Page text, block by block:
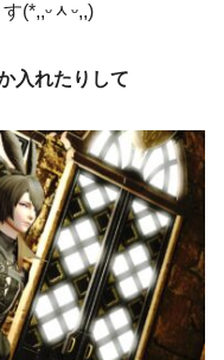
(*,,ᵕᆺᵕ,,)
入れたりして